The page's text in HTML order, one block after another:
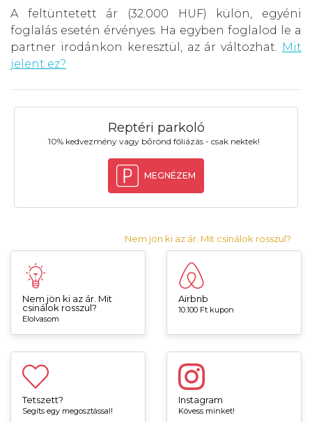
A feltüntetett ár (32.000 HUF) külön, egyéni
foglalás esetén érvényes. Ha egyben foglalod le a
partner irodánkon keresztül, az ár változhat.
Mit
jelent ez?
Reptéri parkoló
10% kedvezmény vagy bőrönd fóliázás - csak nektek!
MEGNÉZEM
Nem jön ki az ár. Mit csinálok rosszul?
Nem jön ki az ár. Mit
csinálok rosszul?
Elolvasom
Airbnb
10.100 Ft kupon
Tetszett?
Segíts egy megosztással!
Instagram
Kövess minket!